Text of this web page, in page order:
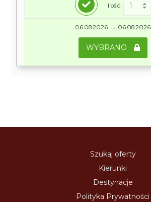
Ilość:
06.08.2026 → 06.08.2026
WYBRANO
Szukaj oferty
Kierunki
Destynacje
Polityka Prywatności